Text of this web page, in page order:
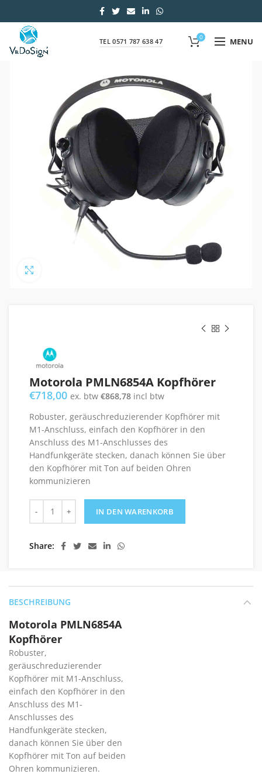
TEL 0571 787 638 47
0 MENU
Motorola PMLN6854A Kopfhörer
€718,00 ex. btw €868,78 incl btw
Robuster, geräuschreduzierender Kopfhörer mit
M1-Anschluss, einfach den Kopfhörer in den
Anschluss des M1-Anschlusses des
Handfunkgeräte stecken, danach können Sie über
den Kopfhörer mit Ton auf beiden Ohren
kommunizieren
IN DEN WARENKORB
Share
BESCHREIBUNG
Motorola PMLN6854A
Kopfhörer
Robuster,
geräuschreduzierender
Kopfhörer mit M1-Anschluss,
einfach den Kopfhörer in den
Anschluss des M1-
Anschlusses des
Handfunkgeräte stecken,
danach können Sie über den
Kopfhörer mit Ton auf beiden
Ohren kommunizieren.